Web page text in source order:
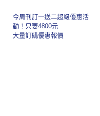
今周刊訂一送二超級優惠活
動！只要4800元
大量訂購優惠報價